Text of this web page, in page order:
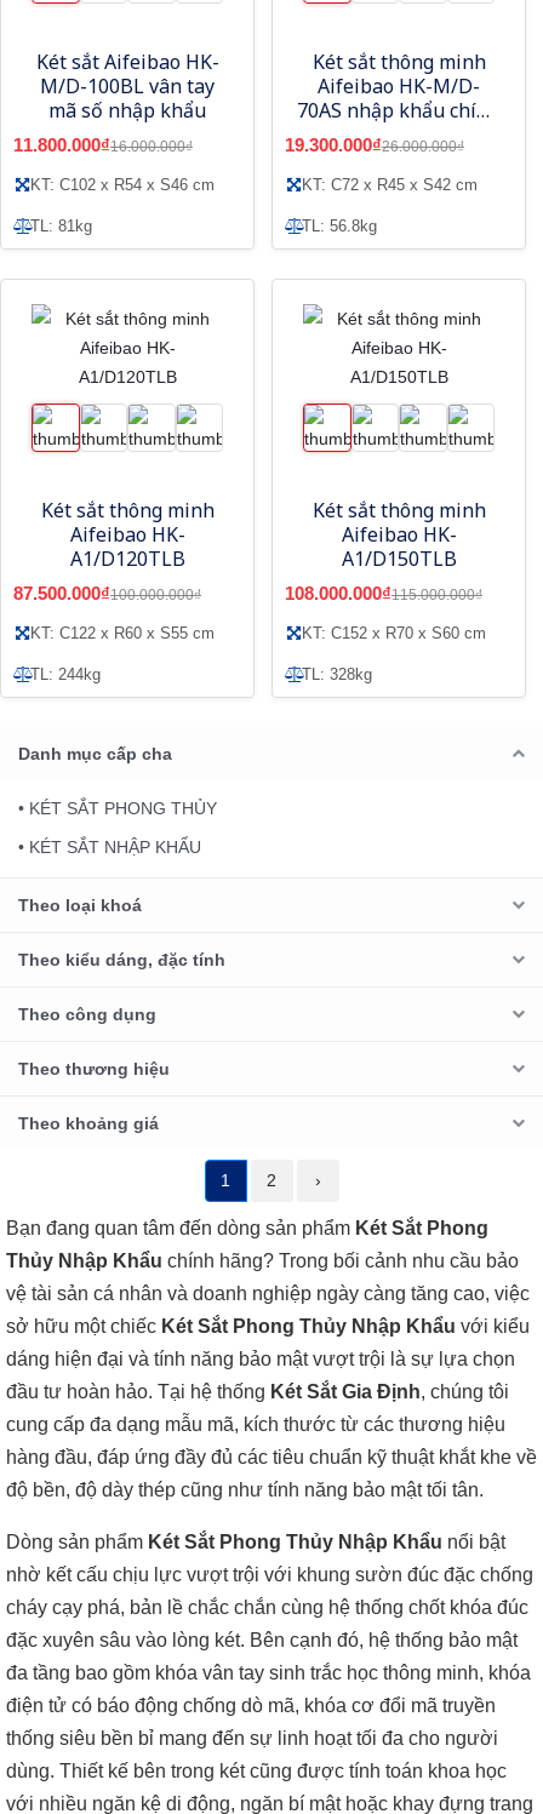
Két sắt Aifeibao HK-
M/D-100BL vân tay
mã số nhập khẩu
11.800.000₫16.000.000₫
KT: C102 x R54 x S46 cm
TL: 81kg
Két sắt thông minh
Aifeibao HK-M/D-
70AS nhập khẩu chính
hãng
19.300.000₫26.000.000₫
KT: C72 x R45 x S42 cm
TL: 56.8kg
Két sắt thông minh
Aifeibao HK-
A1/D120TLB
87.500.000₫100.000.000₫
KT: C122 x R60 x S55 cm
TL: 244kg
Két sắt thông minh
Aifeibao HK-
A1/D150TLB
108.000.000₫115.000.000₫
KT: C152 x R70 x S60 cm
TL: 328kg
Danh mục cấp cha
• KÉT SẮT PHONG THỦY
• KÉT SẮT NHẬP KHẨU
Theo loại khoá
Theo kiểu dáng, đặc tính
Theo công dụng
Theo thương hiệu
Theo khoảng giá
1 2 ›
Bạn đang quan tâm đến dòng sản phẩm Két Sắt Phong
Thủy Nhập Khẩu chính hãng? Trong bối cảnh nhu cầu bảo
vệ tài sản cá nhân và doanh nghiệp ngày càng tăng cao, việc
sở hữu một chiếc Két Sắt Phong Thủy Nhập Khẩu với kiểu
dáng hiện đại và tính năng bảo mật vượt trội là sự lựa chọn
đầu tư hoàn hảo. Tại hệ thống Két Sắt Gia Định, chúng tôi
cung cấp đa dạng mẫu mã, kích thước từ các thương hiệu
hàng đầu, đáp ứng đầy đủ các tiêu chuẩn kỹ thuật khắt khe về
độ bền, độ dày thép cũng như tính năng bảo mật tối tân.
Dòng sản phẩm Két Sắt Phong Thủy Nhập Khẩu nổi bật
nhờ kết cấu chịu lực vượt trội với khung sườn đúc đặc chống
cháy cạy phá, bản lề chắc chắn cùng hệ thống chốt khóa đúc
đặc xuyên sâu vào lòng két. Bên cạnh đó, hệ thống bảo mật
đa tầng bao gồm khóa vân tay sinh trắc học thông minh, khóa
điện tử có báo động chống dò mã, khóa cơ đổi mã truyền
thống siêu bền bỉ mang đến sự linh hoạt tối đa cho người
dùng. Thiết kế bên trong két cũng được tính toán khoa học
với nhiều ngăn kệ di động, ngăn bí mật hoặc khay đựng trang